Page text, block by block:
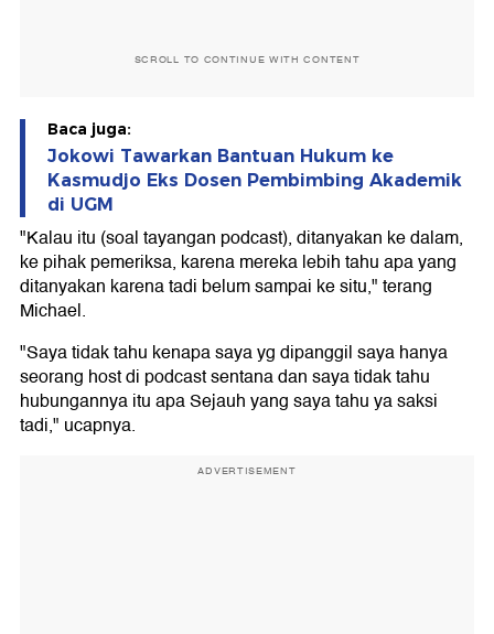
SCROLL TO CONTINUE WITH CONTENT
Baca juga:
Jokowi Tawarkan Bantuan Hukum ke
Kasmudjo Eks Dosen Pembimbing Akademik
di UGM
"Kalau itu (soal tayangan podcast), ditanyakan ke dalam,
ke pihak pemeriksa, karena mereka lebih tahu apa yang
ditanyakan karena tadi belum sampai ke situ," terang
Michael.
"Saya tidak tahu kenapa saya yg dipanggil saya hanya
seorang host di podcast sentana dan saya tidak tahu
hubungannya itu apa Sejauh yang saya tahu ya saksi
tadi," ucapnya.
ADVERTISEMENT